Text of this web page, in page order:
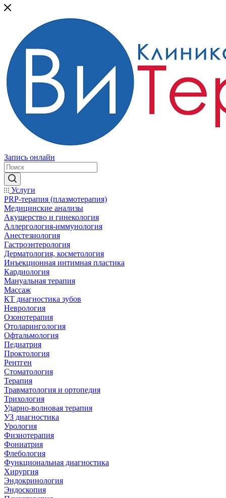
Запись онлайн
Услуги
PRP-терапия (плазмотерапия)
Медицинские анализы
Акушерство и гинекология
Аллергология-иммунология
Анестезиология
Гастроэнтерология
Дерматология, косметология
Инъекционная интимная пластика
Кардиология
Мануальная терапия
Массаж
КТ диагностика зубов
Неврология
Озонотерапия
Отоларингология
Офтальмология
Педиатрия
Проктология
Рентген
Стоматология
Терапия
Травматология и ортопедия
Трихология
Ударно-волновая терапия
УЗ диагностика
Урология
Физиотерапия
Фониатрия
Флебология
Функциональная диагностика
Хирургия
Эндокринология
Эндоскопия